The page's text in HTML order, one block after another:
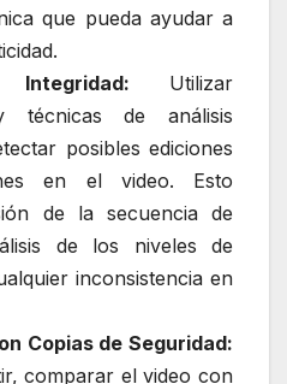
que pueda ayudar a
Utilizar
técnicas de análisis
posibles ediciones
en el video. Esto
de la secuencia de
de los niveles de
inconsistencia en
Copias de Seguridad:
comparar el video con